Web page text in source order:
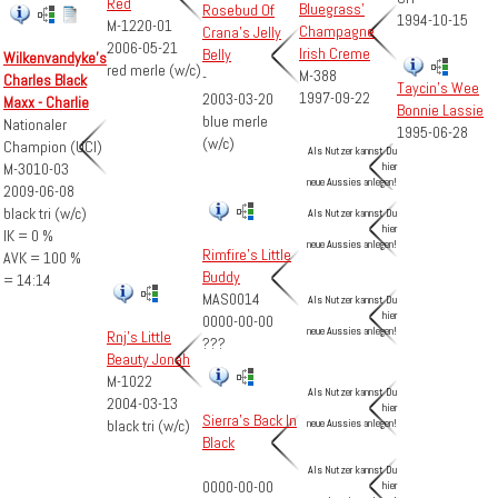
M-1220-01
2006-05-21
red merle (w/c)
Wilkenvandyke's
Charles Black
Maxx - Charlie
Nationaler
Champion (UCI)
M-3010-03
2009-06-08
black tri (w/c)
IK = 0 %
AVK = 100 %
= 14:14
Rosebud Of
Crana's Jelly
Belly
-
2003-03-20
blue merle
(w/c)
Bluegrass'
Champagne
Irish Creme
M-388
1997-09-22
1994-10-15
Taycin's Wee
Bonnie Lassie
1995-06-28
Als Nutzer kannst Du
hier
neue Aussies anlegen!
Rimfire's Little
Buddy
MAS0014
0000-00-00
???
Als Nutzer kannst Du
hier
neue Aussies anlegen!
Rnj's Little
Beauty Jonah
M-1022
2004-03-13
black tri (w/c)
Als Nutzer kannst Du
hier
neue Aussies anlegen!
Sierra's Back In
Black
0000-00-00
Als Nutzer kannst Du
hier
neue Aussies anlegen!
Als Nutzer kannst Du
hier